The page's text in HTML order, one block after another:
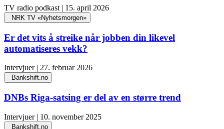
TV radio podkast | 15. april 2026
NRK TV «Nyhetsmorgen»
Er det vits å streike når jobben din likevel
automatiseres vekk?
Intervjuer | 27. februar 2026
Bankshift.no
DNBs Riga-satsing er del av en større trend
Intervjuer | 10. november 2025
Bankshift.no